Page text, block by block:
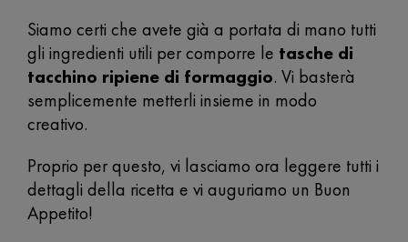
Siamo certi che avete già a portata di mano tutti
gli ingredienti utili per comporre le tasche di
tacchino ripiene di formaggio. Vi basterà
semplicemente metterli insieme in modo
creativo.
Proprio per questo, vi lasciamo ora leggere tutti i
dettagli della ricetta e vi auguriamo un Buon
Appetito!